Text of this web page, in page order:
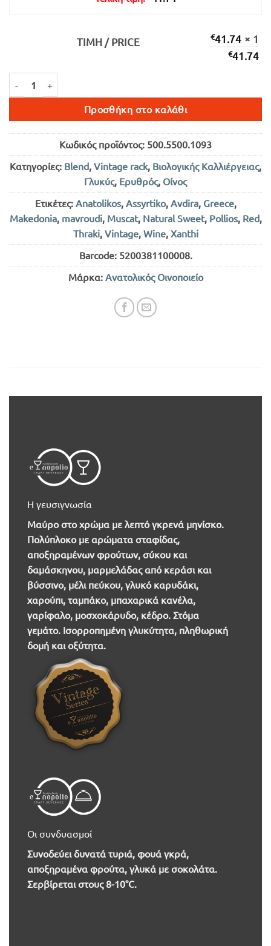
ΤΙΜΉ / PRICE €41.74 × 1
€41.74
Προσθήκη στο καλάθι
Κωδικός προϊόντος: 500.5500.1093
Κατηγορίες: Blend, Vintage rack, Βιολογικής Καλλιέργειας,
Γλυκύς, Ερυθρός, Οίνος
Ετικέτες: Anatolikos, Assyrtiko, Avdira, Greece,
Makedonia, mavroudi, Muscat, Natural Sweet, Pollios, Red,
Thraki, Vintage, Wine, Xanthi
Barcode: 5200381100008.
Μάρκα: Ανατολικός Οινοποιείο
Η γευσιγνωσία
Μαύρο στο χρώμα με λεπτό γκρενά μηνίσκο.
Πολύπλοκο με αρώματα σταφίδας,
αποξηραμένων φρούτων, σύκου και
δαμάσκηνου, μαρμελάδας από κεράσι και
βύσσινο, μέλι πεύκου, γλυκό καρυδάκι,
χαρούπι, ταμπάκο, μπαχαρικά κανέλα,
γαρίφαλο, μοσχοκάρυδο, κέδρο. Στόμα
γεμάτο. Ισορροπημένη γλυκύτητα, πληθωρική
δομή και οξύτητα.
Οι συνδυασμοί
Συνοδεύει δυνατά τυριά, φουά γκρά,
αποξηραμένα φρούτα, γλυκά με σοκολάτα.
Σερβίρεται στους 8-10°C.